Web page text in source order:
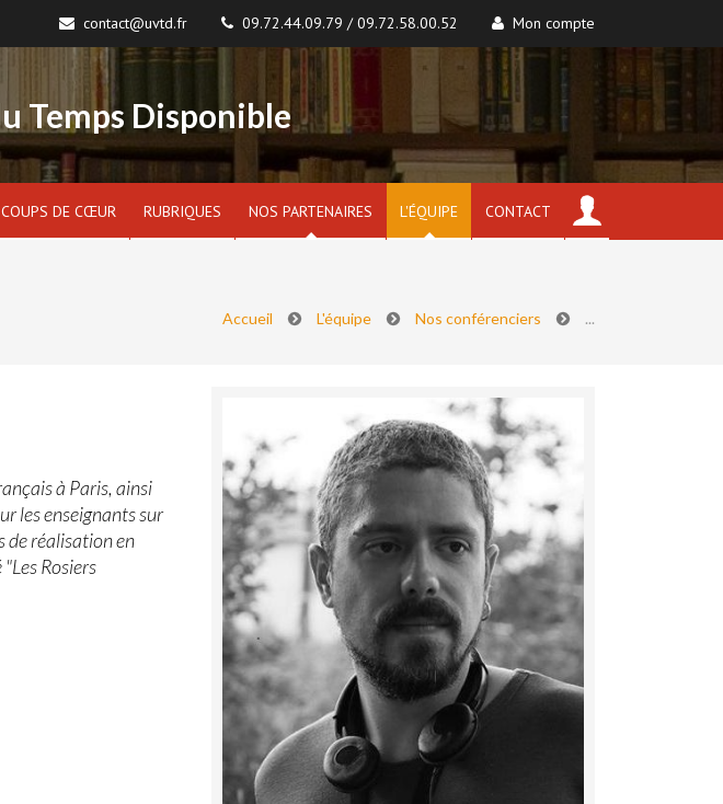
contact@uvtd.fr 09.72.44.09.79 / 09.72.58.00.52 Mon compte
Temps Disponible
DE CŒUR RUBRIQUES NOS PARTENAIRES L'ÉQUIPE CONTACT
Accueil L'équipe Nos conférenciers ...
à Paris, ainsi
les enseignants sur
de réalisation en
Rosiers